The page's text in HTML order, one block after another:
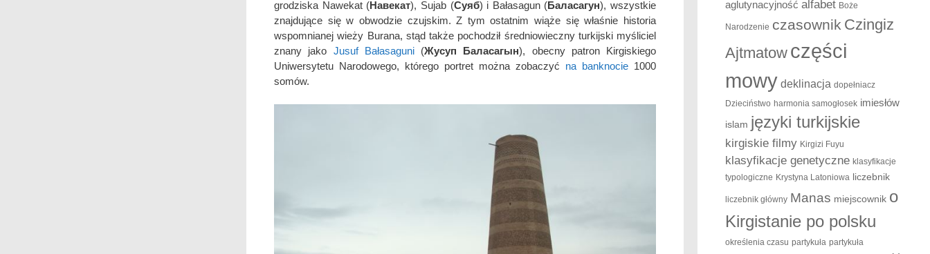
grodziska Nawekat (Навекат), Sujab (Суяб) i Bałasagun (Баласагун), wszystkie
znajdujące się w obwodzie czujskim. Z tym ostatnim wiąże się właśnie historia
wspomnianej wieży Burana, stąd także pochodził średniowieczny turkijski myśliciel
znany jako Jusuf Bałasaguni(Жусуп Баласагын), obecny patron Kirgiskiego
Uniwersytetu Narodowego, którego portret można zobaczyć na banknocie 1000
somów.
aglutynacyjność alfabet Boże
Narodzenie czasownik Czingiz
Ajtmatow części
mowy deklinacja dopełniacz
Dzieciństwo harmonia samogłosek imiesłów
islam języki turkijskie
kirgiskie filmy Kirgizi Fuyu
klasyfikacje genetyczne klasyfikacje
typologiczne Krystyna Latoniowa liczebnik
liczebnik główny Manas miejscownik o
Kirgistanie po polsku
określenia czasu partykuła partykuła